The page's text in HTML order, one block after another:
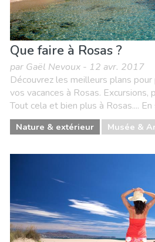
Que faire à Rosas ?
par Gaël Nevoux - 12 avr. 2017
Découvrez les meilleurs plans
vos vacances à Rosas.
Tout cela et bien plus à Rosas....
Nature & extérieur Musée &